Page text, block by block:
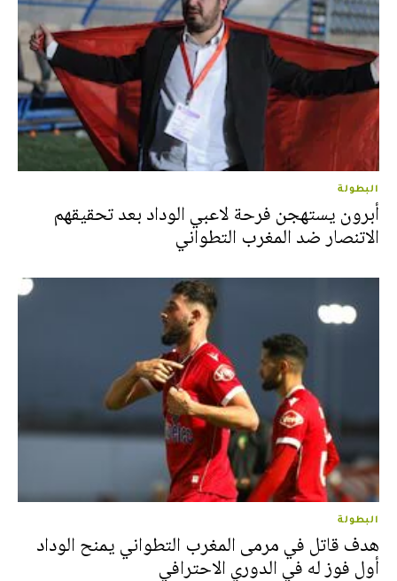
البطولة
أبرون يستهجن فرحة لاعبي الوداد بعد تحقيقهم
الاتنصار ضد المغرب التطواني
البطولة
هدف قاتل في مرمى المغرب التطواني يمنح الوداد
أول فوز له في الدوري الاحترافي